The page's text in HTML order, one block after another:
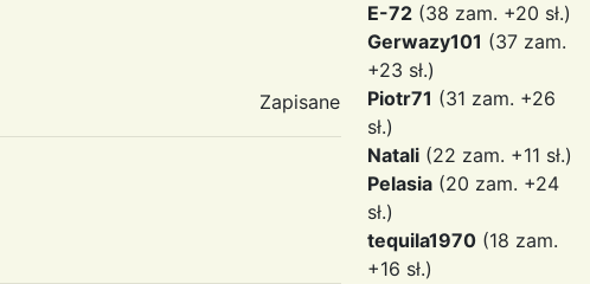
Zapisane
E-72 (38 zam. +20 sł.)
Gerwazy101 (37 zam.
+23 sł.)
Piotr71 (31 zam. +26
sł.)
Natali (22 zam. +11 sł.)
Pelasia (20 zam. +24
sł.)
tequila1970 (18 zam.
+16 sł.)